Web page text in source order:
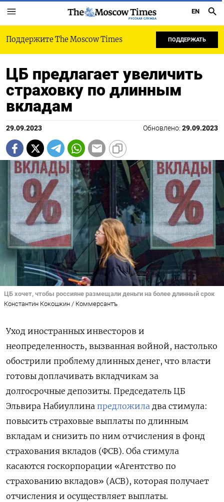
РУССКАЯ СЛУЖБА
EN
Поддержите The Moscow Times ПОДДЕРЖАТЬ
ЦБ предлагает увеличить
страховку по длинным
вкладам
29.09.2023 Обновлено: 29.09.2023
ЦБ хочет, чтобы россияне размещали деньги на более длинный срок
Константин Кокошкин / Коммерсантъ
Уход иностранных инвесторов и
неопределенность, вызванная войной, настолько
обострили проблему длинных денег, что власти
готовы доплачивать вкладчикам за
долгосрочные депозиты. Председатель ЦБ
Эльвира Набиуллина предложила два стимула:
повысить страховые выплаты по длинным
вкладам и снизить по ним отчисления в фонд
страхования вкладов (ФСВ). Оба стимула
касаются госкорпорации «Агентство по
страхованию вкладов» (АСВ), которая получает
отчисления и осуществляет выплаты.